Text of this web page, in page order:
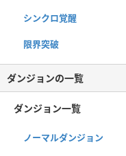
シンクロ覚醒
限界突破
ダンジョンの一覧
ダンジョン一覧
ノーマルダンジョン